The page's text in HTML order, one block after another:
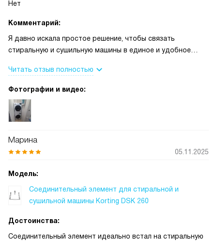
Нет
Комментарий:
Я давно искала простое решение, чтобы связать
стиральную и сушильную машины в единое и удобное
он именно такой, как я хотела. Назначение — для
стиральных и сушильных машин — полностью
выдвижная полка, и она стала главным преимуществом
для меня
Читать отзыв полностью
Фотографии и видео:
Марина
05.11.2025
Модель:
Соединительный элемент для стиральной и
сушильной машины Korting DSK 260
Достоинства:
Соединительный элемент идеально встал на стиральную